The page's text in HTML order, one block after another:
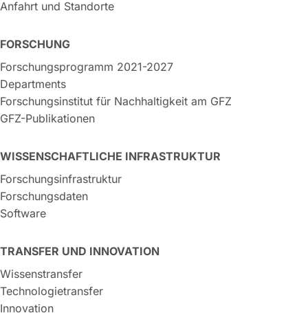
Anfahrt und Standorte
FORSCHUNG
Forschungsprogramm 2021-2027
Departments
Forschungsinstitut für Nachhaltigkeit am GFZ
GFZ-Publikationen
WISSENSCHAFTLICHE INFRASTRUKTUR
Forschungsinfrastruktur
Forschungsdaten
Software
TRANSFER UND INNOVATION
Wissenstransfer
Technologietransfer
Innovation